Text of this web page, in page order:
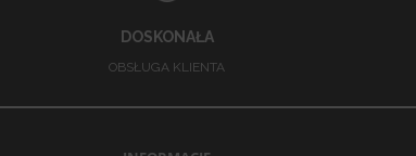
DOSKONAŁA
OBSŁUGA KLIENTA